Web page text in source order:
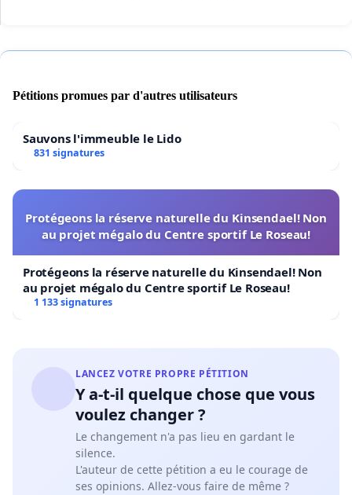
Pétitions promues par d'autres utilisateurs
Sauvons l'immeuble le Lido
831 signatures
Protégeons la réserve naturelle du Kinsendael! Non
au projet mégalo du Centre sportif Le Roseau!
Protégeons la réserve naturelle du Kinsendael! Non
au projet mégalo du Centre sportif Le Roseau!
1 133 signatures
LANCEZ VOTRE PROPRE PÉTITION
Y a-t-il quelque chose que vous
voulez changer ?
Le changement n'a pas lieu en gardant le
silence.
L'auteur de cette pétition a eu le courage de
ses opinions. Allez-vous faire de même ?